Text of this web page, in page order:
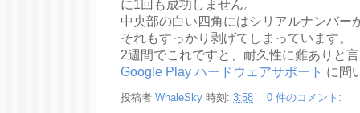
に1回も成功しません。
中央部の白い四角にはシリアルナンバー
それもすっかり剥げてしまっています。
2週間でこれですと、耐久性に難ありと
Google Play ハードウェアサポート に問
投稿者 WhaleSky 時刻: 3:58 0 件のコメント: